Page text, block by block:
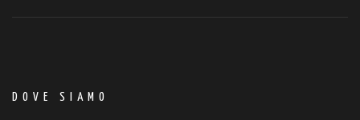
DOVE SIAMO